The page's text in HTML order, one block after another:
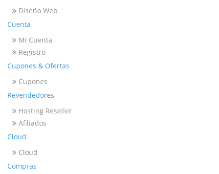
Diseño Web
Cuenta
Mi Cuenta
Registro
Cupones & Ofertas
Cupones
Revendedores
Hosting Reseller
Afiliados
Cloud
Cloud
Compras